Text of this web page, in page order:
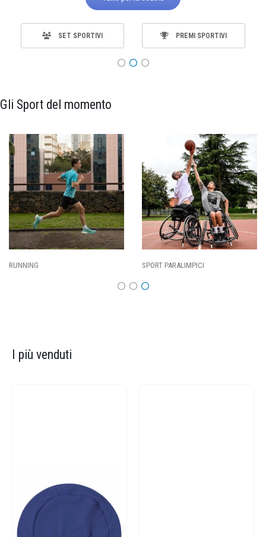
SET SPORTIVI PREMI SPORTIVI
Gli Sport del momento
SPORT PARALIMPICI
I più venduti